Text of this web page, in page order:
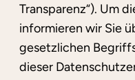
Transparenz“). Um
informieren wir Sie
gesetzlichen
dieser